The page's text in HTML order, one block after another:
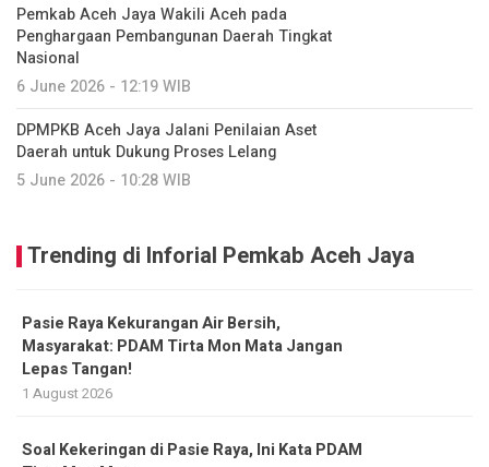
Pemkab Aceh Jaya Wakili Aceh pada
Penghargaan Pembangunan Daerah Tingkat
Nasional
6 June 2026 - 12:19 WIB
DPMPKB Aceh Jaya Jalani Penilaian Aset
Daerah untuk Dukung Proses Lelang
5 June 2026 - 10:28 WIB
Trending di Inforial Pemkab Aceh Jaya
Pasie Raya Kekurangan Air Bersih,
Masyarakat: PDAM Tirta Mon Mata Jangan
Lepas Tangan!
1 August 2026
Soal Kekeringan di Pasie Raya, Ini Kata PDAM